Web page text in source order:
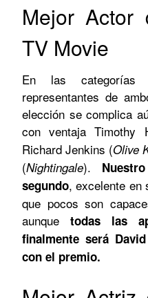
Mejor Actor
TV Movie
En las categorías
representantes de
elección se complica
con ventaja Timothy
Richard Jenkins (Olive
(Nightingale).
segundo, excelente en
que pocos son
aunque todas las
finalmente será
con el premio.